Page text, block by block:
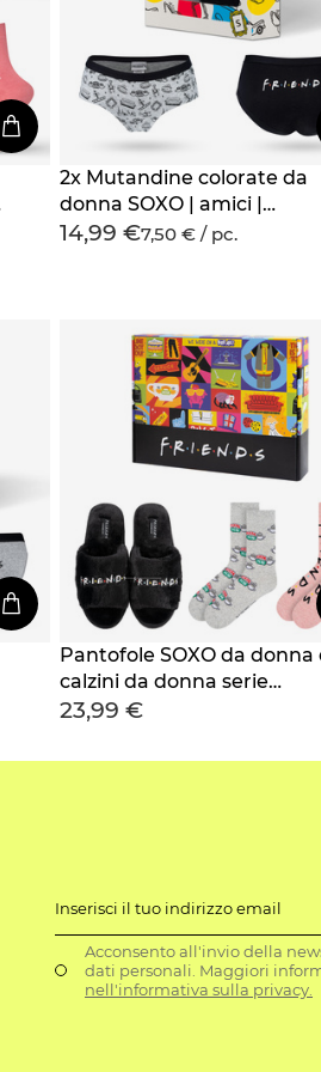
2x Mutandine colorate da
donna SOXO | amici |
perfetto per un regalo per
14,99 €7,50 € / pc.
Pantofole SOXO da donna
calzini da donna serie
Friends
23,99 €
Inserisci il tuo indirizzo email
Acconsento all'invio della
dati personali. Maggiori
nell'informativa sulla privacy.